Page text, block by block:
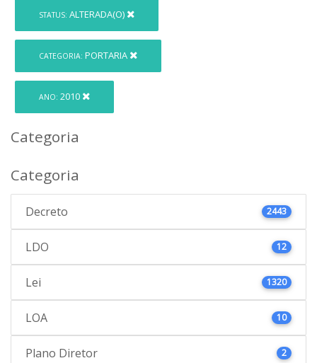
STATUS: ALTERADA(O)
CATEGORIA: PORTARIA
ANO: 2010
Categoria
Categoria
Decreto 2443
LDO 12
Lei 1320
LOA 10
Plano Diretor 2